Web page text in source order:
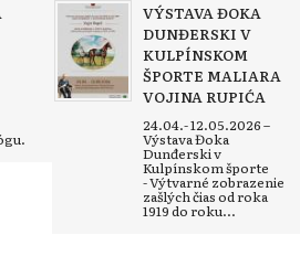
VÝSTAVA ĐOKA
DUNĐERSKI V
KULPÍNSKOM
ŠPORTE MALIARA
VOJINA RUPIĆA
24.04.- 12.05.2026 –
Výstava Đoka
Dunđerski v
Kulpínskom športe
- Výtvarné zobrazenie
zašlých čias od roka
1919 do roku...